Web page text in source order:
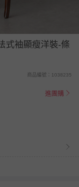
式袖顯瘦洋裝-條
商品編號：1038235
進團購